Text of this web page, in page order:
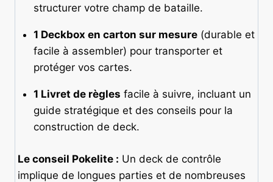
structurer votre champ de bataille.
1 Deckbox en carton sur mesure(durable et
facile à assembler) pour transporter et
protéger vos cartes.
1 Livret de règles facile à suivre, incluant un
guide stratégique et des conseils pour la
construction de deck.
Le conseil Pokelite : Un deck de contrôle
implique de longues parties et de nombreuses